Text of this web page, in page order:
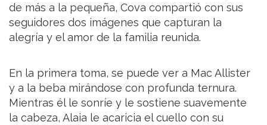
de más a la pequeña, Cova compartió con sus
seguidores dos imágenes que capturan la
alegría y el amor de la familia reunida.
En la primera toma, se puede ver a Mac Allister
y a la beba mirándose con profunda ternura.
Mientras él le sonríe y le sostiene suavemente
la cabeza, Alaia le acaricia el cuello con su